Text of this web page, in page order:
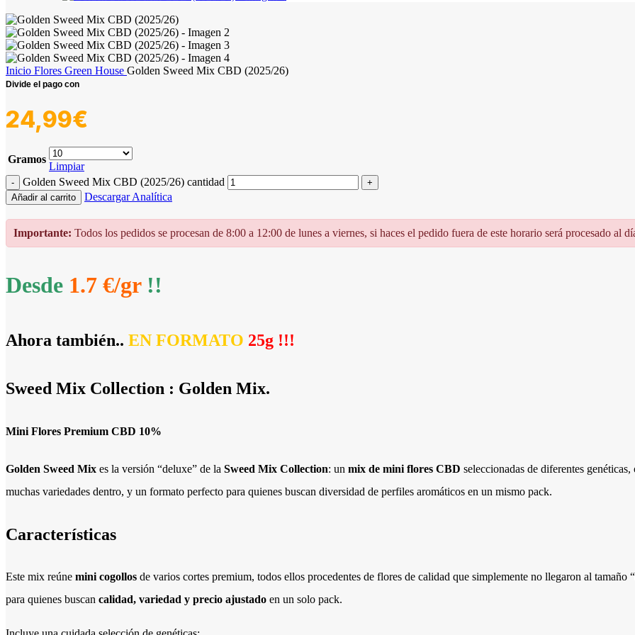
Inicio Flores Green House Golden Sweed Mix CBD (2025/26)
24,99€
Gramos
Limpiar
Golden Sweed Mix CBD (2025/26) cantidad
Añadir al carrito Descargar Analítica
Importante: Todos los pedidos se procesan de 8:00 a 12:00 de lunes a viernes, si haces el pedido fuera de este horario será procesado al
Desde 1.7 €/gr !!
Ahora también.. EN FORMATO 25g !!!
Sweed Mix Collection : Golden Mix.
Mini Flores Premium CBD 10%
Golden Sweed Mix es la versión “deluxe” de la Sweed Mix Collection: un mix de mini flores CBD seleccionadas de diferentes genéticas,
muchas variedades dentro, y un formato perfecto para quienes buscan diversidad de perfiles aromáticos en un mismo pack.
Características
Este mix reúne mini cogollos de varios cortes premium, todos ellos procedentes de flores de calidad que simplemente no llegaron al
para quienes buscan calidad, variedad y precio ajustado en un solo pack.